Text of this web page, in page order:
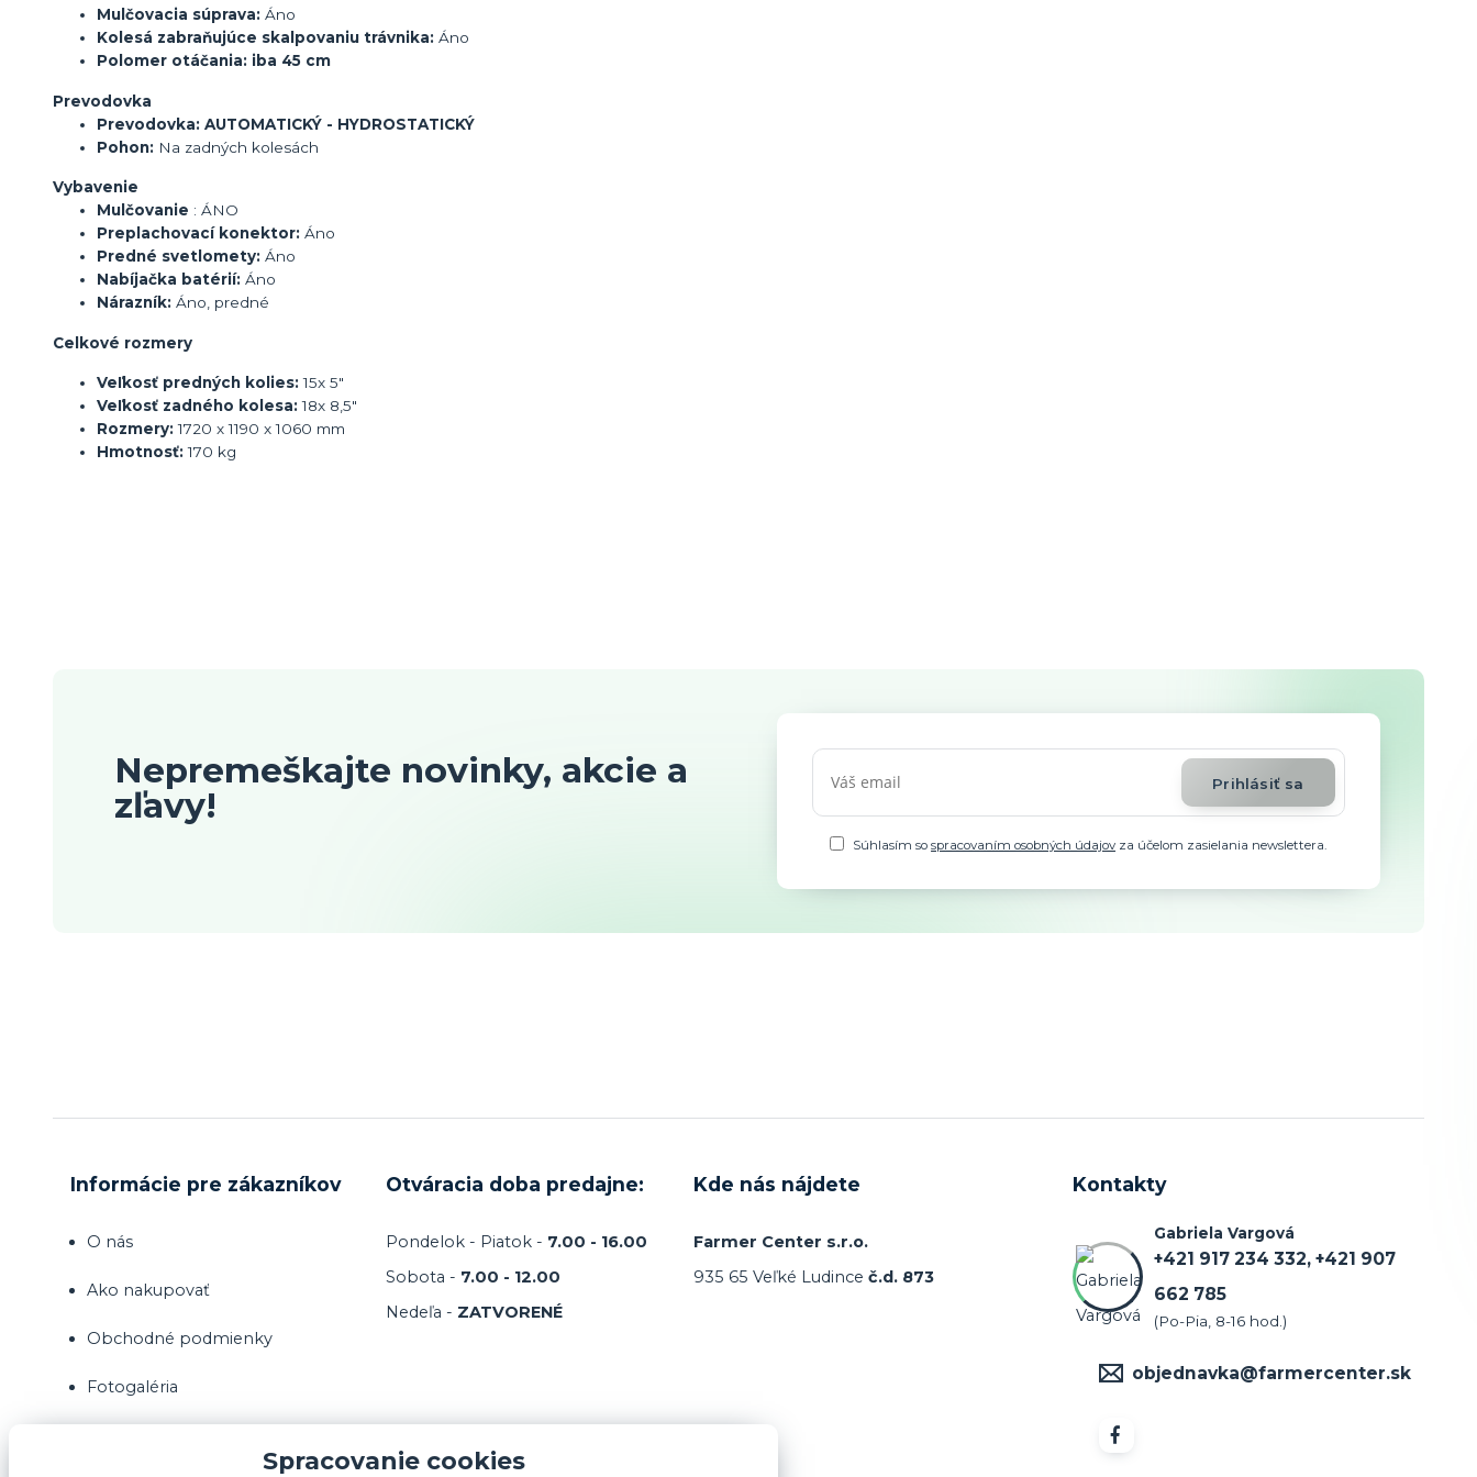
Mulčovacia súprava: Áno
Kolesá zabraňujúce skalpovaniu trávnika: Áno
Polomer otáčania: iba 45 cm
Prevodovka
Prevodovka: AUTOMATICKÝ - HYDROSTATICKÝ
Pohon: Na zadných kolesách
Vybavenie
Mulčovanie : ÁNO
Preplachovací konektor: Áno
Predné svetlomety: Áno
Nabíjačka batérií: Áno
Nárazník: Áno, predné
Celkové rozmery
Veľkosť predných kolies:15x 5"
Veľkosť zadného kolesa:18x 8,5"
Rozmery:1720 x 1190 x 1060 mm
Hmotnosť:170 kg
Nepremeškajte novinky, akcie a
zľavy!
Prihlásiť sa
Súhlasím sospracovaním osobných údajov za účelom zasielania newslettera.
Informácie pre zákazníkov
O nás
Ako nakupovať
Obchodné podmienky
Fotogaléria
Otváracia doba predajne:
Pondelok - Piatok - 7.00 - 16.00
Sobota - 7.00 - 12.00
Nedeľa - ZATVORENÉ
Kde nás nájdete
Farmer Center s.r.o.
935 65 Veľké Ludince č.d. 873
Kontakty
Gabriela Vargová
+421 917 234 332, +421 907
662 785
(Po-Pia, 8-16 hod.)
objednavka@farmercenter.sk
Spracovanie cookies